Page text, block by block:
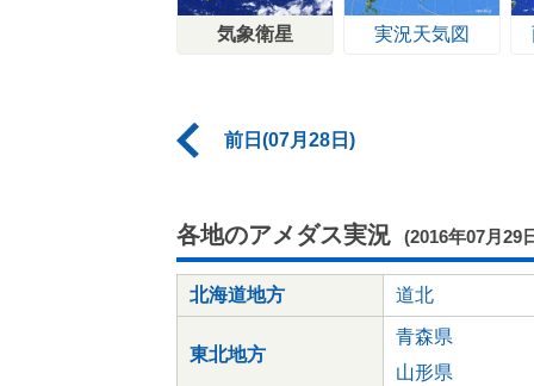
気象衛星 実況天気図
前日(07月28日)
各地のアメダス実況 (2016年07月29
北海道地方 道北
東北地方
青森県
山形県